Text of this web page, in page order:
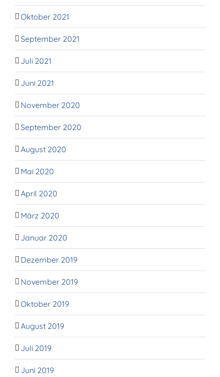
Oktober 2021
September 2021
Juli 2021
Juni 2021
November 2020
September 2020
August 2020
Mai 2020
April 2020
März 2020
Januar 2020
Dezember 2019
November 2019
Oktober 2019
August 2019
Juli 2019
Juni 2019